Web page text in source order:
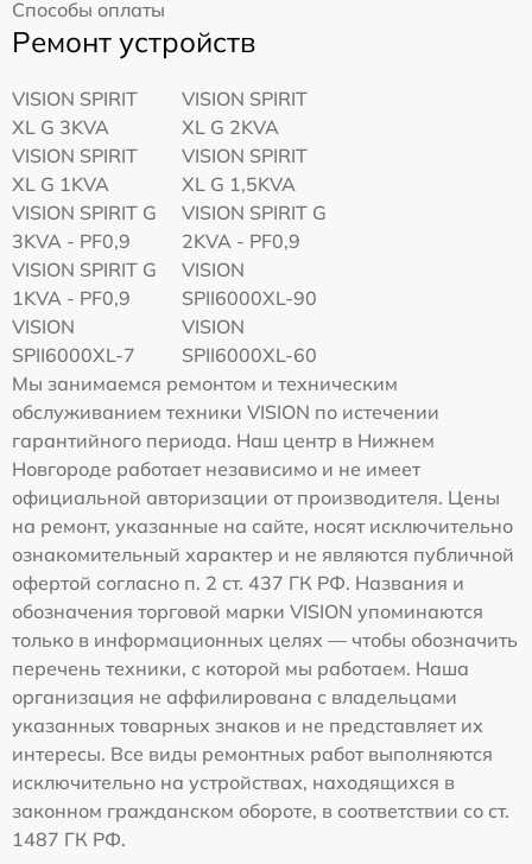
Способы оплаты
Ремонт устройств
VISION SPIRIT
XL G 3KVA
VISION SPIRIT
XL G 2KVA
VISION SPIRIT
XL G 1KVA
VISION SPIRIT
XL G 1,5KVA
VISION SPIRIT G
3KVA - PF0,9
VISION SPIRIT G
2KVA - PF0,9
VISION SPIRIT G
1KVA - PF0,9
VISION
SPII6000XL-90
VISION
SPII6000XL-7
VISION
SPII6000XL-60
Мы занимаемся ремонтом и техническим
обслуживанием техники VISION по истечении
гарантийного периода. Наш центр в Нижнем
Новгороде работает независимо и не имеет
официальной авторизации от производителя. Цены
на ремонт, указанные на сайте, носят исключительно
ознакомительный характер и не являются публичной
офертой согласно п. 2 ст. 437 ГК РФ. Названия и
обозначения торговой марки VISION упоминаются
только в информационных целях — чтобы обозначить
перечень техники, с которой мы работаем. Наша
организация не аффилирована с владельцами
указанных товарных знаков и не представляет их
интересы. Все виды ремонтных работ выполняются
исключительно на устройствах, находящихся в
законном гражданском обороте, в соответствии со ст.
1487 ГК РФ.